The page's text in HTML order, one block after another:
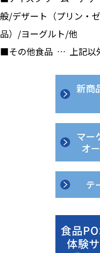
般/デザート（プリン・
品）/ヨーグルト/他
■その他食品 … 上記以
新商
マー
オ
テ